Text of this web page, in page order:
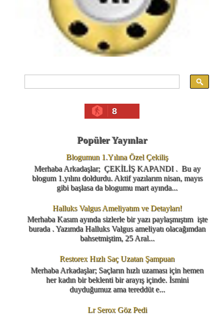
8
Popüler Yayınlar
Blogumun 1.Yılına Özel Çekiliş
Merhaba Arkadaşlar; ÇEKİLİŞ KAPANDI . Bu ay
blogum 1.yılını doldurdu. Aktif yazılarım nisan, mayıs
gibi başlasa da blogumu mart ayında...
Halluks Valgus Ameliyatım ve Detayları!
Merhaba Kasım ayında sizlerle bir yazı paylaşmıştım işte
burada . Yazımda Halluks Valgus ameliyatı olacağımdan
bahsetmiştim, 25 Aral...
Restorex Hızlı Saç Uzatan Şampuan
Merhaba Arkadaşlar; Saçların hızlı uzaması için hemen
her kadın bir beklenti bir arayış içinde. İsmini
duyduğumuz ama tereddüt e...
Lr Serox Göz Pedi